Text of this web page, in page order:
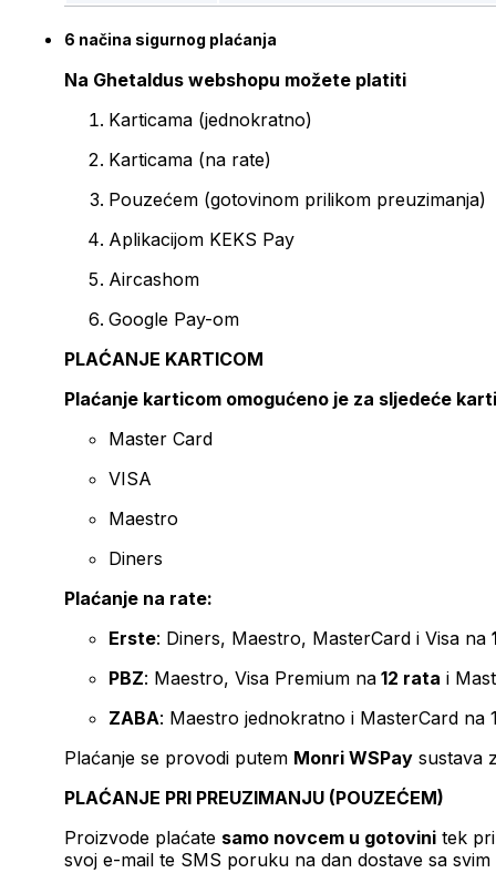
6 načina sigurnog plaćanja
Na Ghetaldus webshopu možete platiti
Karticama (jednokratno)
Karticama (na rate)
Pouzećem (gotovinom prilikom preuzimanja)
Aplikacijom KEKS Pay
Aircashom
Google Pay-om
PLAĆANJE KARTICOM
Plaćanje karticom omogućeno je za sljedeće
Master Card
VISA
Maestro
Diners
Plaćanje na rate:
Erste: Diners, Maestro, MasterCard i Visa na
PBZ: Maestro, Visa Premium na 12 rata i
ZABA: Maestro jednokratno i MasterCard na
Plaćanje se provodi putem Monri WSPay sustava
PLAĆANJE PRI PREUZIMANJU (POUZEĆEM)
Proizvode plaćate samo novcem u gotovini tek
svoj e-mail te SMS poruku na dan dostave sa svim